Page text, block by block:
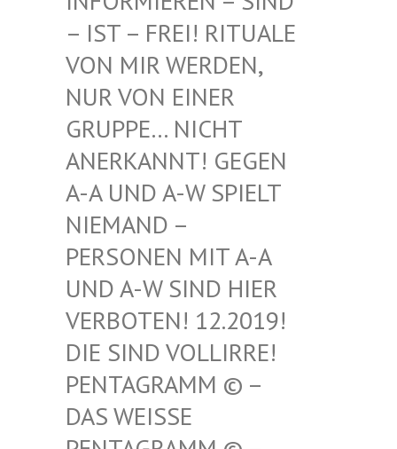
ST – FREI! RITUALE VON
MIR WERDEN, NUR
VON EINER GRU
PPE… NICHT ANE
RKANNT! GEGEN A-A
UND A-W SPIELT NIE
MAND – PER
SONEN MIT A-A UND
A-W SIND HIER VER
BOTEN! 12.2019! DIE
SIND VOLLIRRE! PEN
TAGRAMM © – DAS
WEISSE PENT